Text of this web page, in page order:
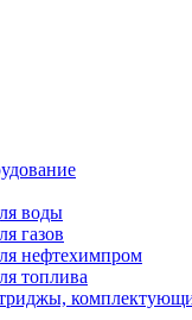
воды
газов
нефтехимпром
топлива